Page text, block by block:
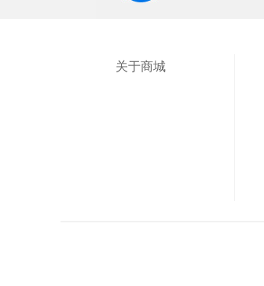
关于商城